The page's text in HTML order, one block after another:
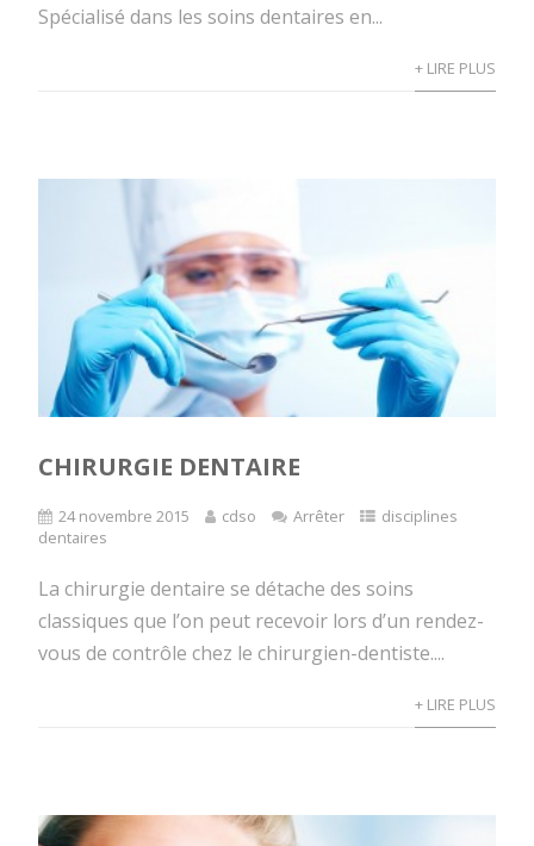
Spécialisé dans les soins dentaires en...
+ LIRE PLUS
CHIRURGIE DENTAIRE
24 novembre 2015 cdso Arrêter
disciplines
dentaires
La chirurgie dentaire se détache des soins
classiques que l’on peut recevoir lors d’un rendez-
vous de contrôle chez le chirurgien-dentiste....
+ LIRE PLUS